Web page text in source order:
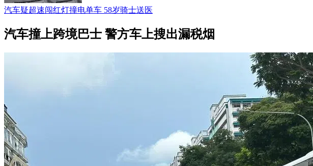
汽车疑超速闯红灯撞电单车 58岁骑士送医
汽车撞上跨境巴士 警方车上搜出漏税烟